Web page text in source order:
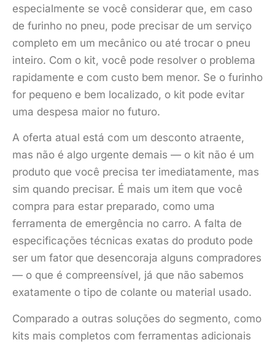
especialmente se você considerar que, em caso
de furinho no pneu, pode precisar de um serviço
completo em um mecânico ou até trocar o pneu
inteiro. Com o kit, você pode resolver o problema
rapidamente e com custo bem menor. Se o furinho
for pequeno e bem localizado, o kit pode evitar
uma despesa maior no futuro.
A oferta atual está com um desconto atraente,
mas não é algo urgente demais — o kit não é um
produto que você precisa ter imediatamente, mas
sim quando precisar. É mais um item que você
compra para estar preparado, como uma
ferramenta de emergência no carro. A falta de
especificações técnicas exatas do produto pode
ser um fator que desencoraja alguns compradores
— o que é compreensível, já que não sabemos
exatamente o tipo de colante ou material usado.
Comparado a outras soluções do segmento, como
kits mais completos com ferramentas adicionais